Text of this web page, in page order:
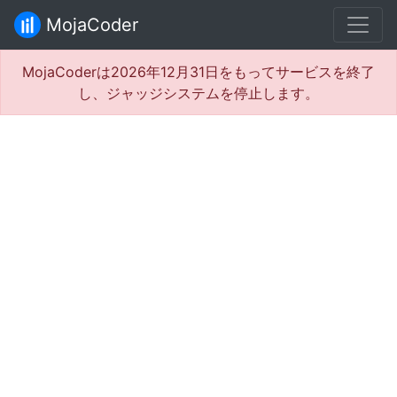
MojaCoder
MojaCoderは2026年12月31日をもってサービスを終了
し、ジャッジシステムを停止します。